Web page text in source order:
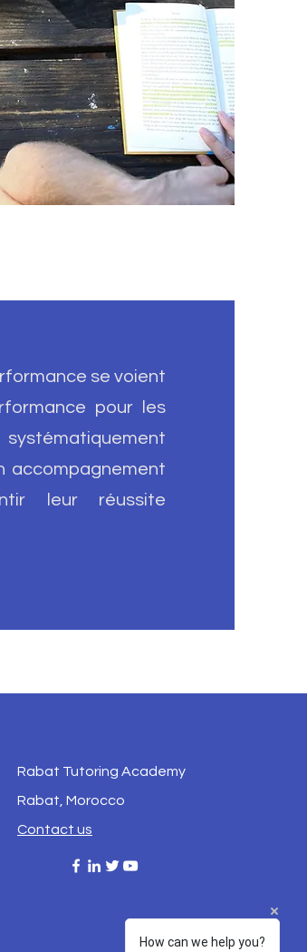
se voient
pour les
accompagnement
leur réussite
Rabat Tutoring Academy
Rabat, Morocco
Contact us
How can we help you?